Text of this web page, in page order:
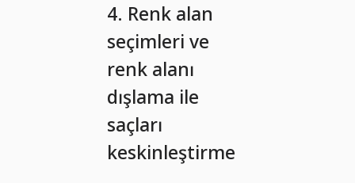
4. Renk alan
seçimleri ve
renk alanı
dışlama ile
saçları
keskinleştirme